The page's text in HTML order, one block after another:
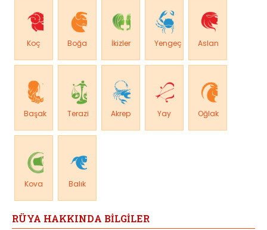
Koç Boğa İkizler Yengeç Aslan
Başak Terazi Akrep Yay Oğlak
Kova Balık
RÜYA HAKKINDA BİLGİLER